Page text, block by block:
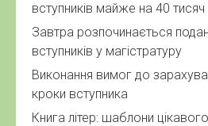
вступників майже на 40 тисяч
Завтра розпочинається
вступників у магістратуру
Виконання вимог до
кроки вступника
Книга літер: шаблони